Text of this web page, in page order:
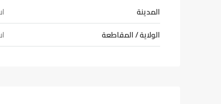
المدينة
الولاية / المقاطعة